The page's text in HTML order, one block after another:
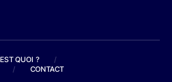
QUOI ?
/
/ CONTACT